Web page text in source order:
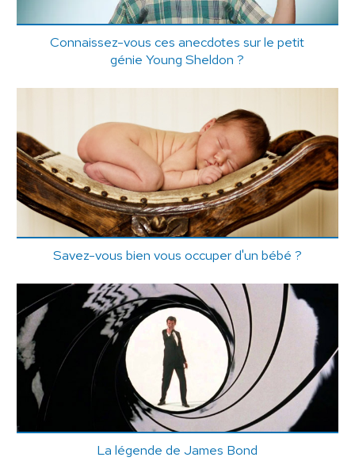
Connaissez-vous ces anecdotes sur le petit
génie Young Sheldon ?
Savez-vous bien vous occuper d'un bébé ?
La légende de James Bond